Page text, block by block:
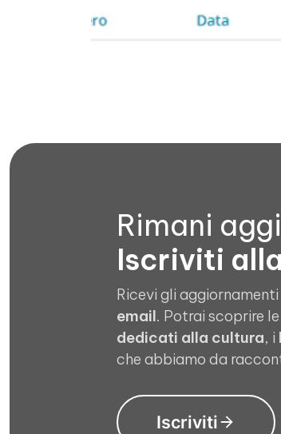
Rimani
Iscriviti
Ricevi gli
email. Potrai scoprire le
dedicati alla cultura, i
che abbiamo da
Iscriviti